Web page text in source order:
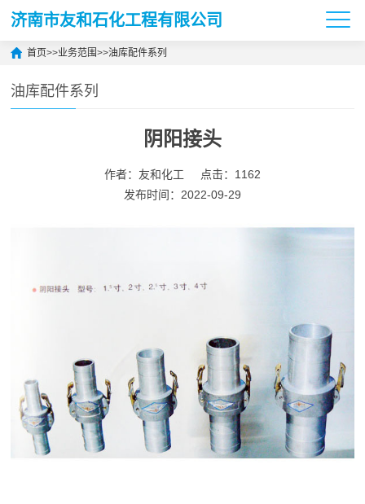
济南市友和石化工程有限公司
首页>>业务范围>>油库配件系列
油库配件系列
阴阳接头
作者：友和化工
点击：1162
发布时间：2022-09-29